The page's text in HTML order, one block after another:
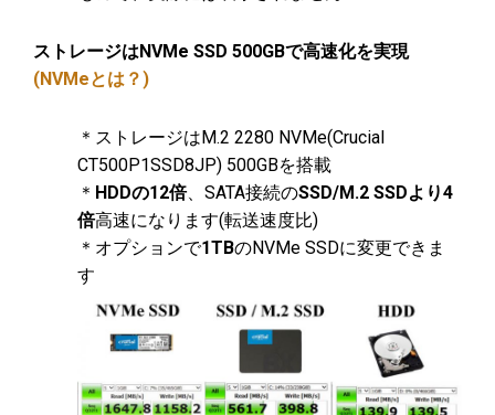
ストレージはNVMe SSD 500GBで高速化を実現
(NVMeとは？)
＊ストレージはM.2 2280 NVMe(Crucial
CT500P1SSD8JP) 500GBを搭載
＊ HDDの12倍、SATA接続のSSD/M.2 SSDより4
倍高速になります(転送速度比)
＊オプションで1TBのNVMe SSDに変更できま
す